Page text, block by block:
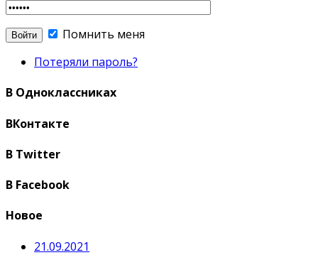
Помнить меня
Потеряли пароль?
В Одноклассниках
ВКонтакте
В Twitter
В Facebook
Новое
21.09.2021